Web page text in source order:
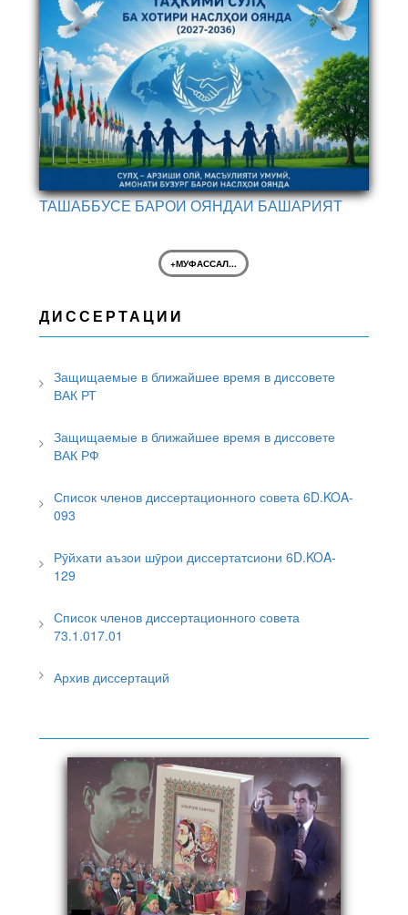
ТАШАББУСЕ БАРОИ ОЯНДАИ БАШАРИЯТ
+МУФАССАЛ...
ДИССЕРТАЦИИ
Защищаемые в ближайшее время в диссовете
ВАК РТ
Защищаемые в ближайшее время в диссовете
ВАК РФ
Список членов диссертационного совета 6D.KOA-
093
Рӯйхати аъзои шӯрои диссертатсиони 6D.KOA-
129
Список членов диссертационного совета
73.1.017.01
Архив диссертаций